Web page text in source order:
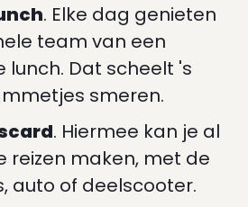
. Elke dag genieten
team van een
lunch. Dat scheelt 's
smeren.
. Hiermee kan je al
reizen maken, met de
auto of deelscooter.